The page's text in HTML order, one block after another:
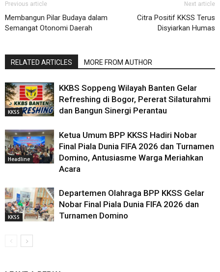
Previous article
Membangun Pilar Budaya dalam
Semangat Otonomi Daerah
Next article
Citra Positif KKSS Terus
Disyiarkan Humas
RELATED ARTICLES MORE FROM AUTHOR
KKSS
KKBS Soppeng Wilayah Banten Gelar
Refreshing di Bogor, Pererat Silaturahmi
dan Bangun Sinergi Perantau
Headline
Ketua Umum BPP KKSS Hadiri Nobar
Final Piala Dunia FIFA 2026 dan Turnamen
Domino, Antusiasme Warga Meriahkan
Acara
KKSS
Departemen Olahraga BPP KKSS Gelar
Nobar Final Piala Dunia FIFA 2026 dan
Turnamen Domino